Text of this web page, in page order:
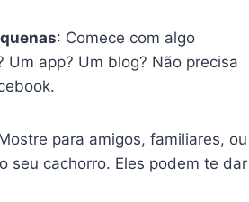
: Comece com algo
Um app? Um blog? Não precisa
para amigos, familiares, ou
seu cachorro. Eles podem te dar